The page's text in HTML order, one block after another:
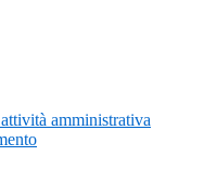
amministrativa